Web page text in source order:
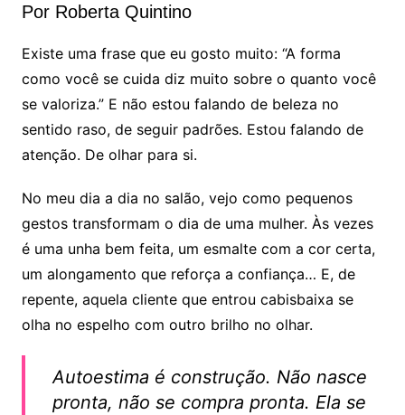
Por Roberta Quintino
Existe uma frase que eu gosto muito: “A forma
como você se cuida diz muito sobre o quanto você
se valoriza.” E não estou falando de beleza no
sentido raso, de seguir padrões. Estou falando de
atenção. De olhar para si.
No meu dia a dia no salão, vejo como pequenos
gestos transformam o dia de uma mulher. Às vezes
é uma unha bem feita, um esmalte com a cor certa,
um alongamento que reforça a confiança… E, de
repente, aquela cliente que entrou cabisbaixa se
olha no espelho com outro brilho no olhar.
Autoestima é construção. Não nasce
pronta, não se compra pronta. Ela se